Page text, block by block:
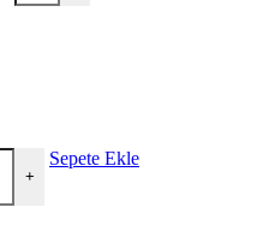
+
Sepete Ekle